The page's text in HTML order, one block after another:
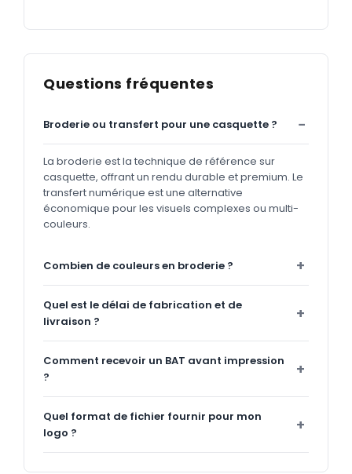
Questions fréquentes
Broderie ou transfert pour une casquette ?
La broderie est la technique de référence sur
casquette, offrant un rendu durable et premium. Le
transfert numérique est une alternative
économique pour les visuels complexes ou multi-
couleurs.
Combien de couleurs en broderie ?
Quel est le délai de fabrication et de
livraison ?
Comment recevoir un BAT avant impression
?
Quel format de fichier fournir pour mon
logo ?